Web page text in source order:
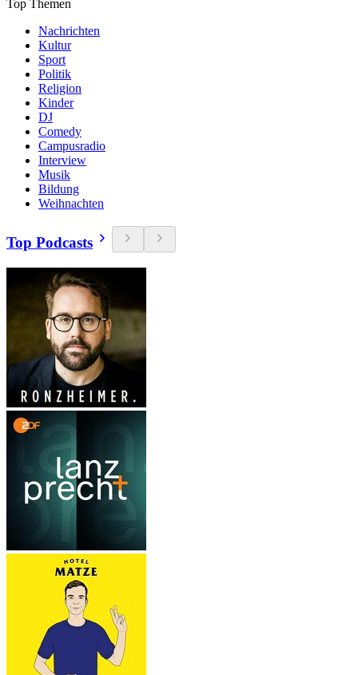
Top Themen
Nachrichten
Kultur
Sport
Politik
Religion
Kinder
DJ
Comedy
Campusradio
Interview
Musik
Bildung
Weihnachten
Top Podcasts